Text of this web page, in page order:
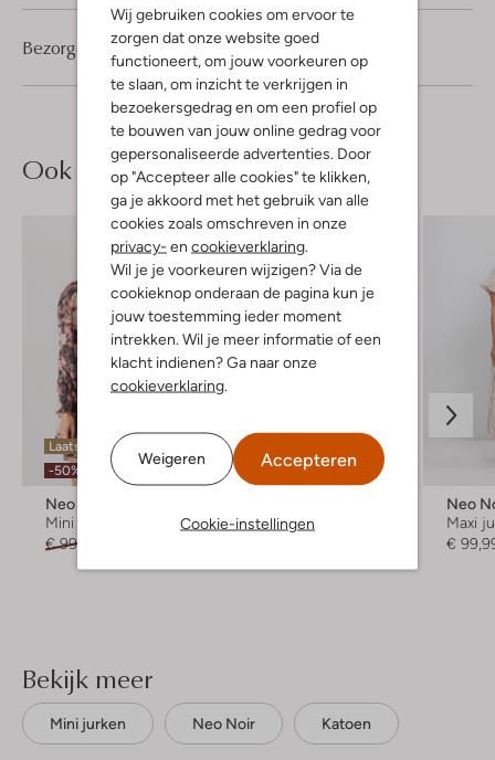
Wij gebruiken cookies om ervoor te
zorgen dat onze website goed
functioneert, om jouw voorkeuren op
te slaan, om inzicht te verkrijgen in
bezoekersgedrag en om een profiel op
te bouwen van jouw online gedrag voor
gepersonaliseerde advertenties. Door
op "Accepteer alle cookies" te klikken,
ga je akkoord met het gebruik van alle
cookies zoals omschreven in onze
privacy- en cookieverklaring
Wil je je voorkeuren wijzigen? Via de
cookieknop onderaan de pagina kun je
jouw toestemming ieder moment
intrekken. Wil je meer informatie of een
klacht indienen? Ga naar onze
cookieverklaring
Weigeren Accepteren
Cookie-instellingen
Bezorgen & retourneren
Ook iets voor jou?
Laatste item
-50%
Neo Noir
Mini jurk
€ 99,99
-20%
Mini jurk
Neo
Maxi
€
Bekijk meer
Mini jurken Neo Noir Katoen